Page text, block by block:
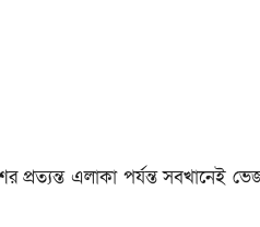
প্রত্যন্ত এলাকা পর্যন্ত সবখানেই